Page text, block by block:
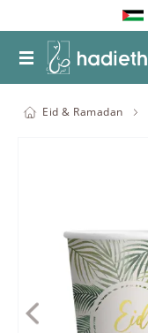
Eid & Ramadan